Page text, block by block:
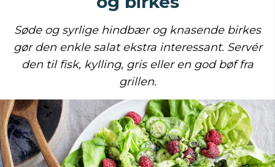
Søde og syrlige hindbær og knasende birkes
gør den enkle salat ekstra interessant. Servér
den til fisk, kylling, gris eller en god bøf fra
grillen.